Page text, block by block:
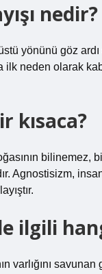
nedir?
yönünü göz
ilk neden olarak
kısaca?
Agnostisizm,
ile ilgili
varlığını